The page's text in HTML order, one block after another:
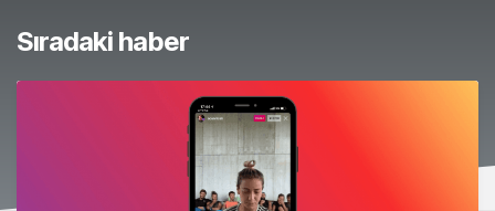
Sıradaki haber